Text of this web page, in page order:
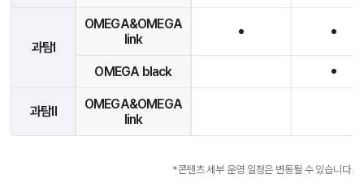
과탐I
OMEGA&OMEGA
link
OMEGA black
과탐II
OMEGA&OMEGA
link
*콘텐츠 세부 운영 일정은 변동될 수 있습니다.